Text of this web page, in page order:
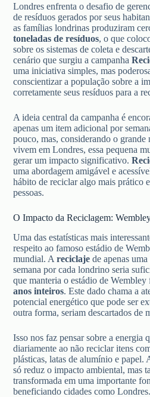
Londres enfrenta o desafio de
de resíduos gerados por seus
as famílias londrinas produziram
toneladas de resíduos, o que
sobre os sistemas de coleta e
cenário que surgiu a campanha
uma iniciativa simples, mas
conscientizar a população sobre a
corretamente seus resíduos para a
A ideia central da campanha é
apenas um item adicional por
pouco, mas, considerando o grande
vivem em Londres, essa pequena
gerar um impacto significativo.
uma abordagem amigável e
hábito de reciclar algo mais prático
pessoas.
O Impacto da Reciclagem:
Uma das estatísticas mais
respeito ao famoso estádio de
mundial. Areciclaje de apenas
semana por cada londrino seria
que manteria o estádio de
anos inteiros. Este dado chama a
potencial energético que pode ser
outra forma, seriam descartados de
Isso nos faz pensar sobre a energia
diariamente ao não reciclar itens
plásticas, latas de alumínio e papel.
só reduz o impacto ambiental, mas
transformada em uma importante
beneficiando cidades como Londres.